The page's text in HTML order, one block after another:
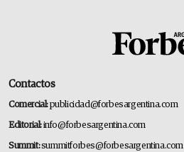
Contactos
Comercial:publicidad@forbesargentina.com
Editorial:info@forbesargentina.com
Summit:summitforbes@forbesargentina.com